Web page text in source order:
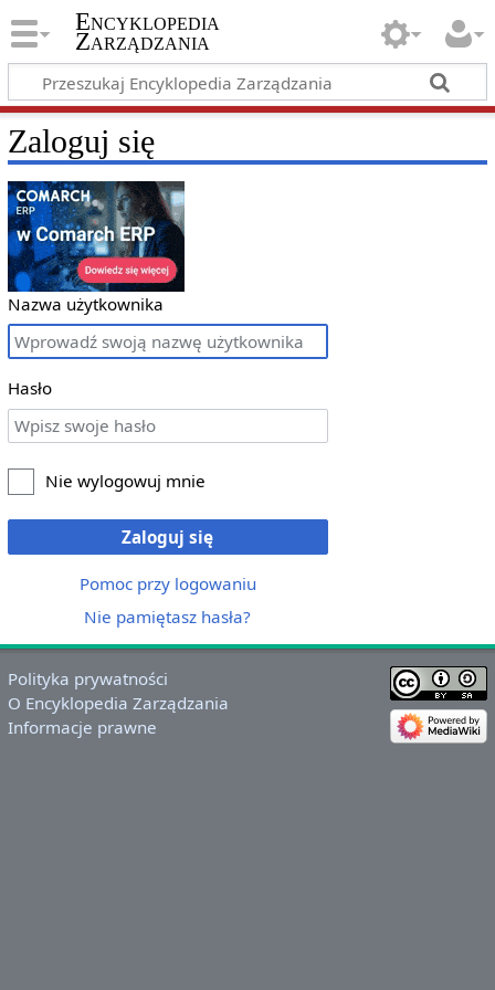
Encyklopedia
Zarządzania
Zaloguj się
Nazwa użytkownika
Hasło
Nie wylogowuj mnie
Zaloguj się
Pomoc przy logowaniu
Nie pamiętasz hasła?
Polityka prywatności
O Encyklopedia Zarządzania
Informacje prawne